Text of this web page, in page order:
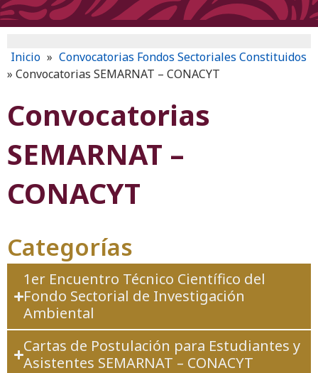
Inicio » Convocatorias Fondos Sectoriales Constituidos
» Convocatorias SEMARNAT – CONACYT
Convocatorias
SEMARNAT –
CONACYT
Categorías
1er Encuentro Técnico Científico del
Fondo Sectorial de Investigación
Ambiental
Cartas de Postulación para Estudiantes y
Asistentes SEMARNAT – CONACYT